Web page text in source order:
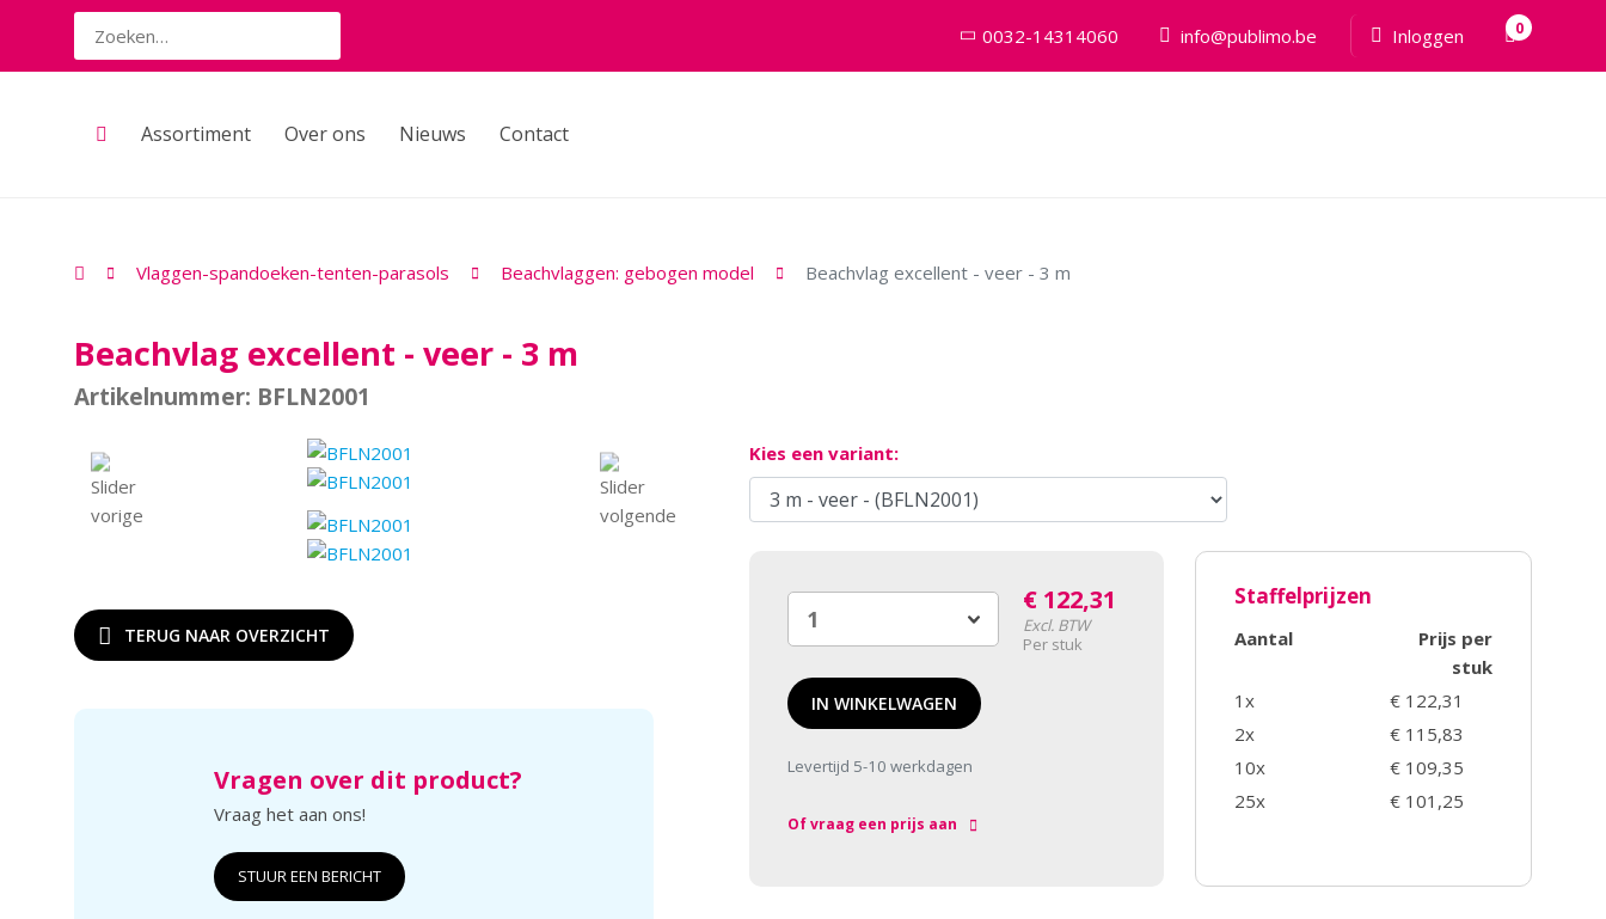
0032-14314060 info@publimo.be Inloggen 0
Assortiment Over ons Nieuws Contact
Vlaggen-spandoeken-tenten-parasols Beachvlaggen: gebogen model Beachvlag excellent - veer - 3 m
Beachvlag excellent - veer - 3 m
Artikelnummer: BFLN2001
TERUG NAAR OVERZICHT
Vragen over dit product?
Vraag het aan ons!
STUUR EEN BERICHT
Kies een variant:
€ 122,31
Excl. BTW
Per stuk
IN WINKELWAGEN
Levertijd 5-10 werkdagen
Of vraag een prijs aan
Staffelprijzen
Aantal
Prijs per
stuk
1x
€ 122,31
2x
€ 115,83
10x
€ 109,35
25x
€ 101,25